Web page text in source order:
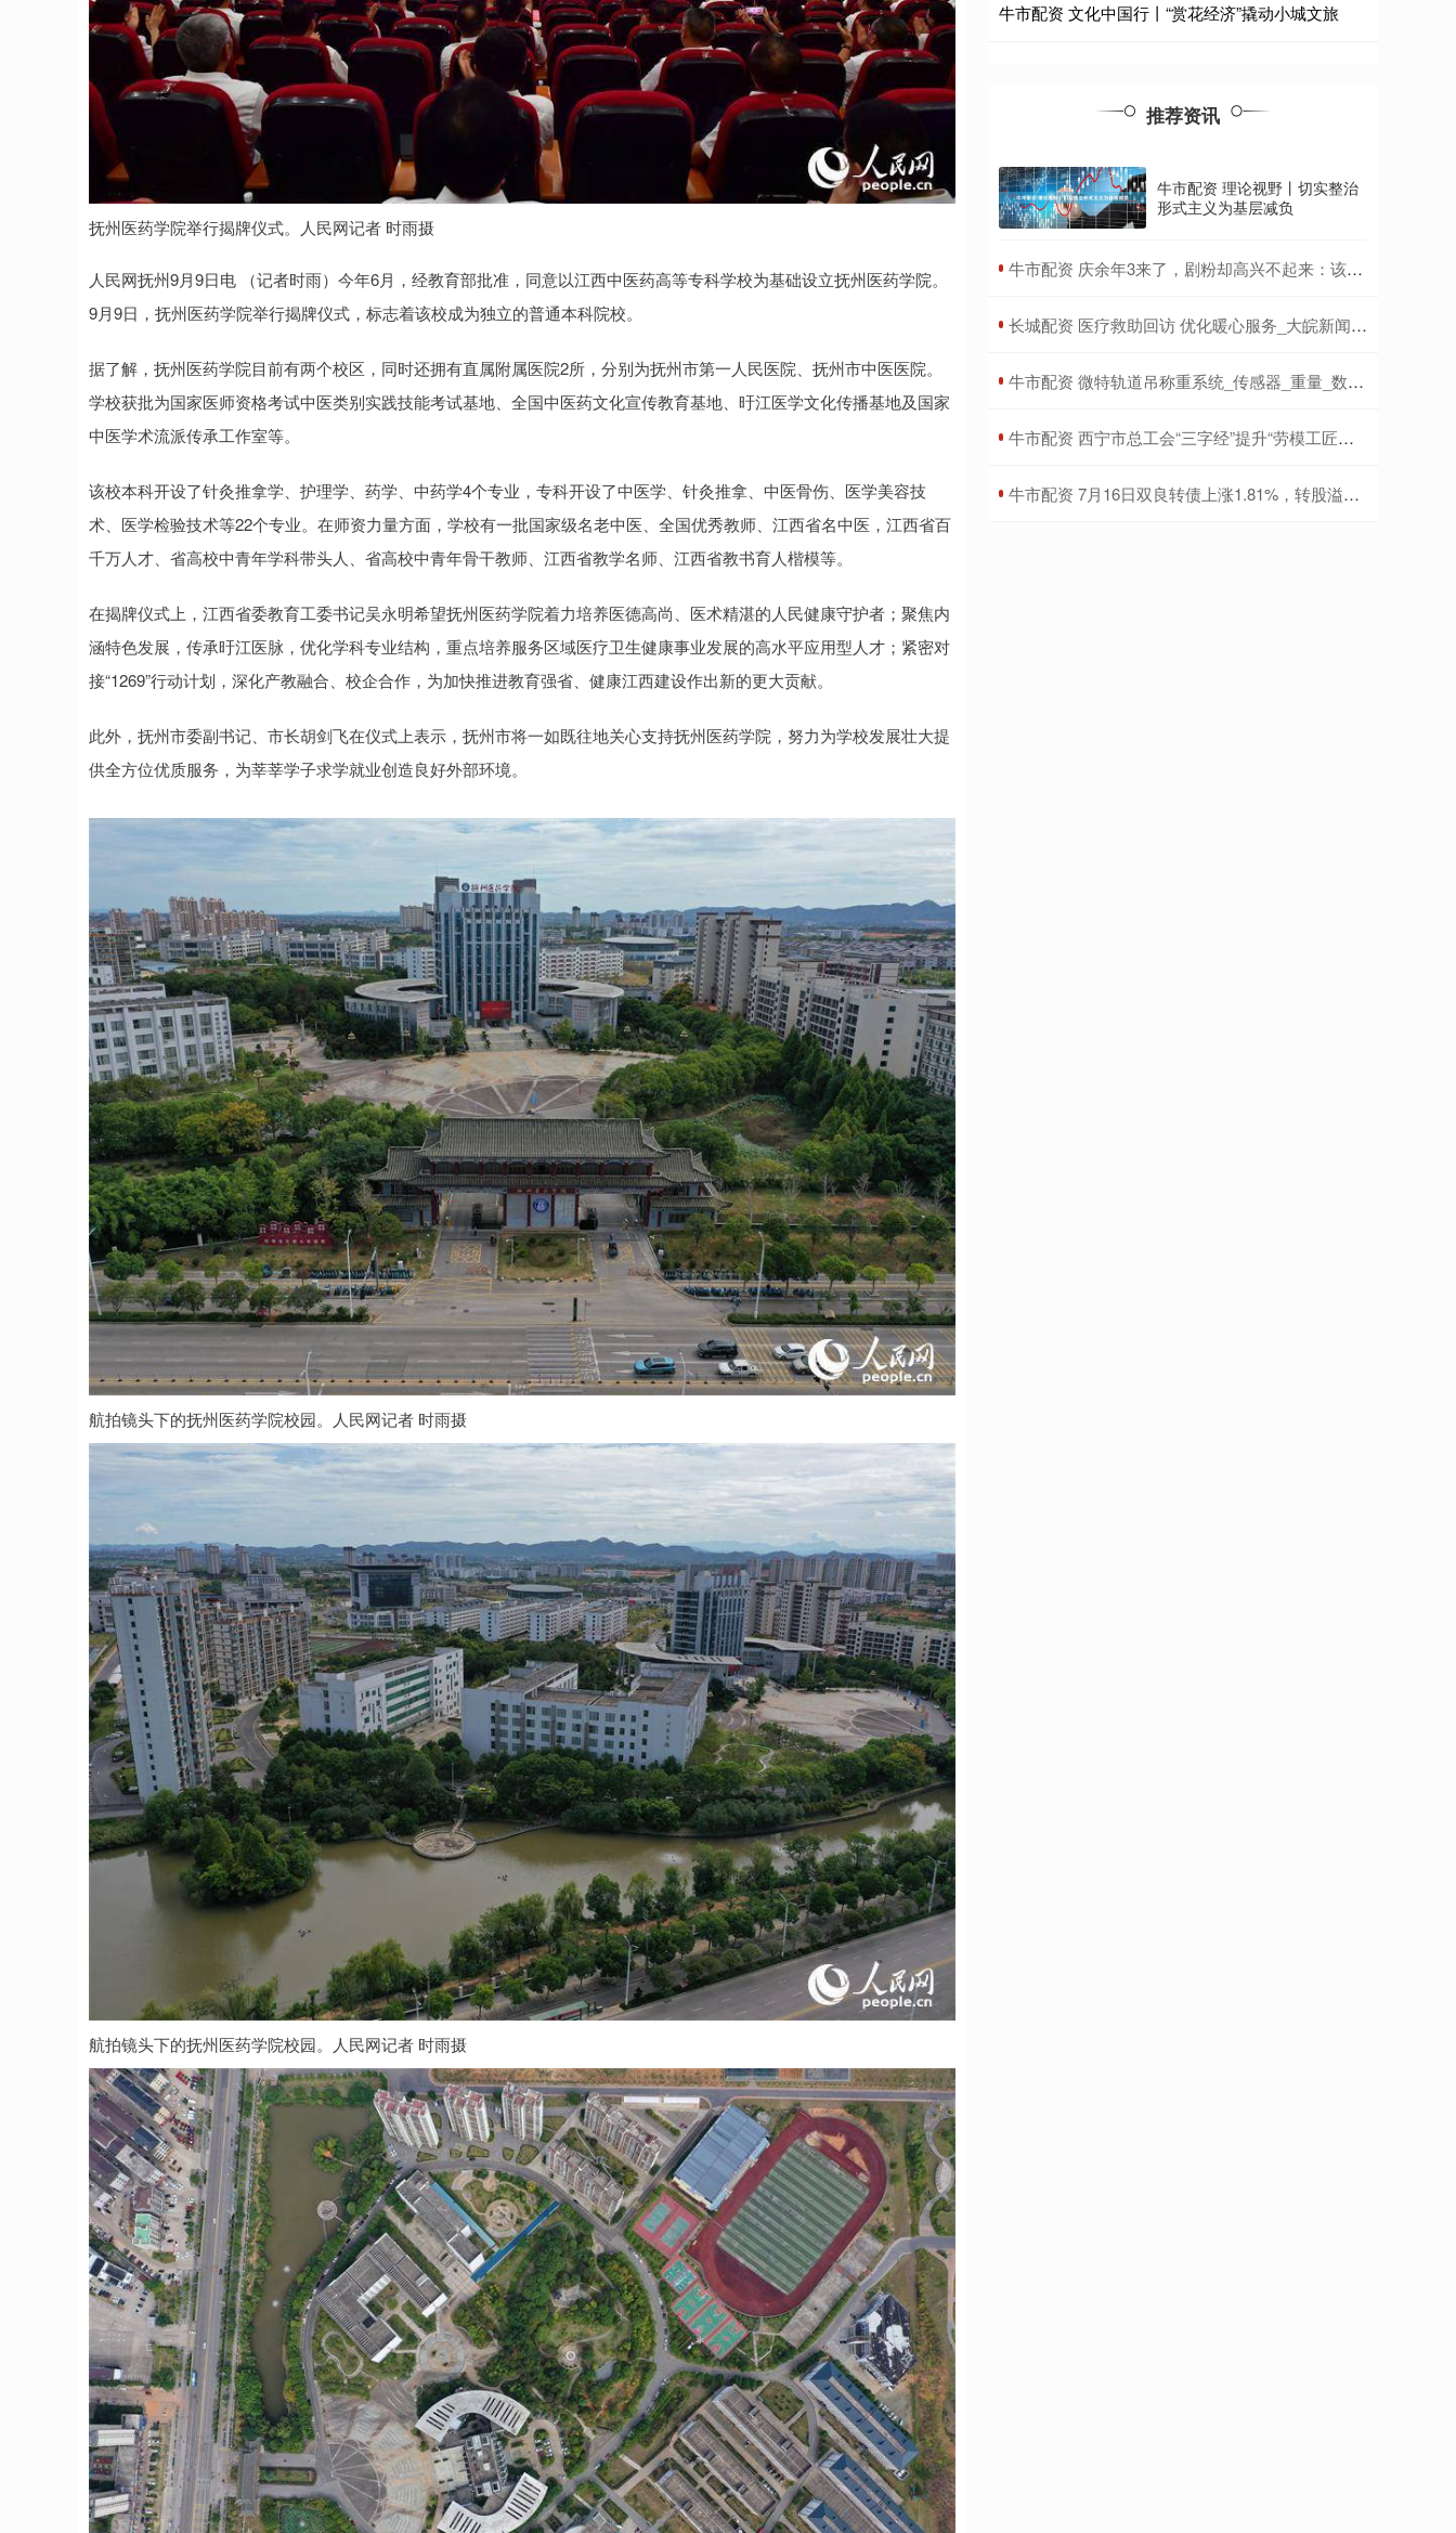
抚州医药学院举行揭牌仪式。人民网记者 时雨摄
人民网抚州9月9日电 （记者时雨）今年6月，经教育部批准，同意以江西中医药高等专科学校为基础设立抚州医药学院。
9月9日，抚州医药学院举行揭牌仪式，标志着该校成为独立的普通本科院校。
据了解，抚州医药学院目前有两个校区，同时还拥有直属附属医院2所，分别为抚州市第一人民医院、抚州市中医医院。
学校获批为国家医师资格考试中医类别实践技能考试基地、全国中医药文化宣传教育基地、旴江医学文化传播基地及国家
中医学术流派传承工作室等。
该校本科开设了针灸推拿学、护理学、药学、中药学4个专业，专科开设了中医学、针灸推拿、中医骨伤、医学美容技
术、医学检验技术等22个专业。在师资力量方面，学校有一批国家级名老中医、全国优秀教师、江西省名中医，江西省百
千万人才、省高校中青年学科带头人、省高校中青年骨干教师、江西省教学名师、江西省教书育人楷模等。
在揭牌仪式上，江西省委教育工委书记吴永明希望抚州医药学院着力培养医德高尚、医术精湛的人民健康守护者；聚焦内
涵特色发展，传承旴江医脉，优化学科专业结构，重点培养服务区域医疗卫生健康事业发展的高水平应用型人才；紧密对
接“1269”行动计划，深化产教融合、校企合作，为加快推进教育强省、健康江西建设作出新的更大贡献。
此外，抚州市委副书记、市长胡剑飞在仪式上表示，抚州市将一如既往地关心支持抚州医药学院，努力为学校发展壮大提
供全方位优质服务，为莘莘学子求学就业创造良好外部环境。
航拍镜头下的抚州医药学院校园。人民网记者 时雨摄
航拍镜头下的抚州医药学院校园。人民网记者 时雨摄
牛市配资 文化中国行丨“赏花经济”撬动小城文旅
推荐资讯
牛市配资 理论视野丨切实整治
形式主义为基层减负
​牛市配资 庆余年3来了，剧粉却高兴不起来：该换的演员没换，不该换的瞎换
​长城配资 医疗救助回访 优化暖心服务_大皖新闻 | 安徽网
​牛市配资 微特轨道吊称重系统_传感器_重量_数据传输
​牛市配资 西宁市总工会“三字经”提升“劳模工匠助企行”实效
​牛市配资 7月16日双良转债上涨1.81%，转股溢价率27.81%